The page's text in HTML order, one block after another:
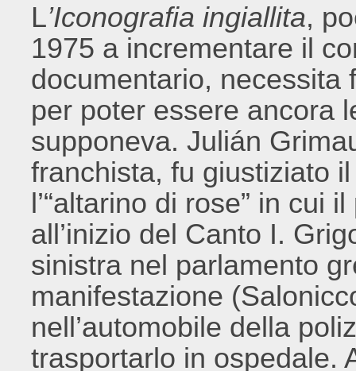
L’Iconografia ingiallita,
1975 a incrementare il
documentario, necessita
per poter essere ancora
supponeva. Julián
franchista, fu giustiziato
l’“altarino di rose” in cui
all’inizio del Canto I.
sinistra nel parlamento
manifestazione
nell’automobile della
trasportarlo in ospedale.